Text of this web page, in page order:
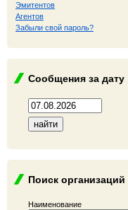
Эмитентов
Агентов
Забыли свой пароль?
Сообщения за дату
Поиск организаций
Наименование